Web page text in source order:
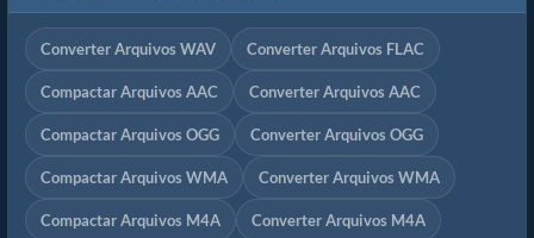
Converter Arquivos WAV Converter Arquivos FLAC
Compactar Arquivos AAC Converter Arquivos AAC
Compactar Arquivos OGG Converter Arquivos OGG
Compactar Arquivos WMA Converter Arquivos WMA
Compactar Arquivos M4A Converter Arquivos M4A